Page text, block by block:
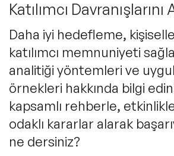
Global Konuşmacılar
Exclusive Konuşmacılar
Tüm Konuşmacılar
Öne Çıkan Konular
Exclusive Konuşmacılarımız
Ünlü Konuşmacılar
İlham Veren Konuşmacılar
ÇÖZÜMLER
Keynote & Konuşma
Master Class Workshop
Akış Sunumu & Moderasyon
INFLUENCER
HAKKIMIZDA
Biz Kimiz?
BLOG
Katılımcı
Daha iyi hedefleme,
katılımcı memnuniyeti
analitiği yöntemleri ve
örnekleri hakkında bilgi
kapsamlı rehberle,
odaklı kararlar alarak
ne dersiniz?